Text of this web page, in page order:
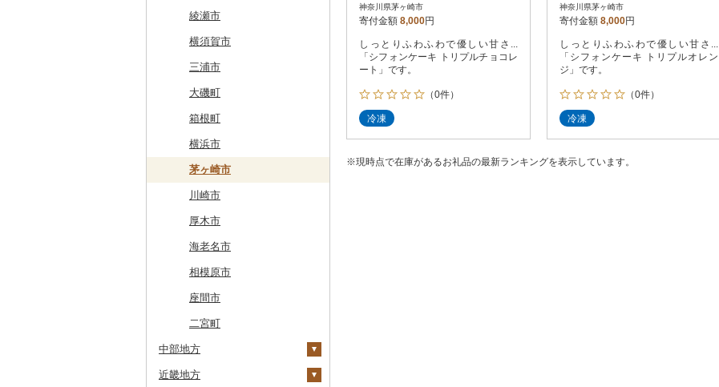
厚真町
奥尻町
網走市
浦河町
広尾町
中札内村
滝川市
比布町
鶴居村
釧路市
苫前町
当別町
占冠村
上士幌町
平取町
中泊町
外ヶ浜町
つがる市
弘前市
鰺ヶ沢町
むつ市
田舎館村
青森県（県庁）
三沢市
西目屋村
西和賀町
北上市
平泉町
洋野町
大船渡市
山田町
大槌町
蔵王町
女川町
気仙沼市
美里町
松島町
大和町
大郷町
南三陸町
仙台市
大河原町
角田市
涌谷町
東松島市
八峰町
鹿角市
大仙市
八郎潟町
山辺町
戸沢村
舟形町
最上町
真室川町
寒河江市
西川町
高畠町
山形市
三川町
大江町
米沢市
磐梯町
三春町
本宮市
柳津町
鮫川村
福島市
新地町
葛尾村
三島町
桑折町
矢吹町
国見町
檜枝岐村
喜多方市
南相馬市
常陸大宮市
笠間市
行方市
結城市
城里町
水戸市
鉾田市
桜川市
石岡市
茨城県（県庁）
坂東市
小美玉市
日立市
大子町
鹿嶋市
益子町
芳賀町
野木町
前橋市
藤岡市
邑楽町
板倉町
嬬恋村
草津町
高崎市
群馬県（県庁）
大泉町
長野原町
中之条町
幸手市
日高市
蓮田市
川越市
宮代町
吉見町
東松山市
入間市
志木市
北本市
桶川市
加須市
三郷市
八潮市
越生町
いすみ市
東庄町
館山市
大網白里市
一宮町
佐倉市
木更津市
茂原市
野田市
山武市
鴨川市
印西市
神崎町
船橋市
千葉市
北区
多摩市
稲城市
世田谷区
日の出町
板橋区
渋谷区
千代田区
新宿区
江東区
青梅市
国立市
品川区
福生市
小平市
綾瀬市
横須賀市
三浦市
大磯町
箱根町
横浜市
茅ヶ崎市
川崎市
厚木市
海老名市
相模原市
座間市
二宮町
中部地方
新潟県
近畿地方
神奈川県茅ヶ崎市
寄付金額 8,000円
しっとりふわふわで優しい甘さ...
「シフォンケーキ トリプルチョコレ
ート」です。
（0件）
冷凍
神奈川県茅ヶ崎市
寄付金額 8,000円
しっとりふわふわで優しい甘さ...
「シフォンケーキ トリプルオレン
ジ」です。
（0件）
冷凍
※現時点で在庫があるお礼品の最新ランキングを表示しています。